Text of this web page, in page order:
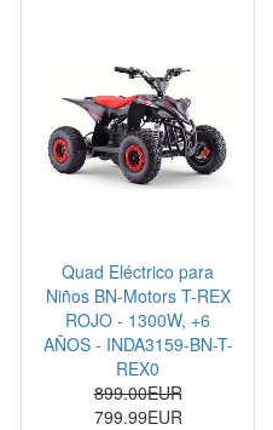
Quad Eléctrico para
Niños BN-Motors T-REX
ROJO - 1300W, +6
AÑOS - INDA3159-BN-T-
REX0
899.00EUR
799.99EUR